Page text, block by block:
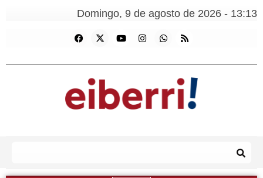
Domingo, 9 de agosto de 2026 - 13:13